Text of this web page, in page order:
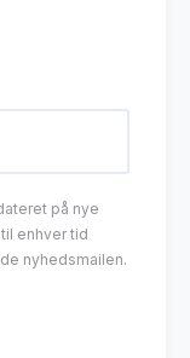
på nye
enhver tid
nyhedsmailen.